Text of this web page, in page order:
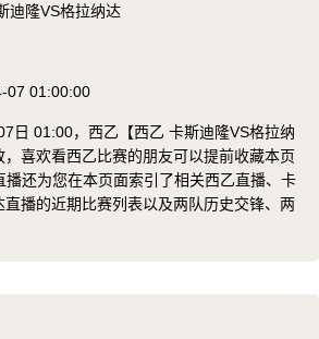
迪隆VS格拉纳达
07 01:00:00
日 01:00，西乙【西乙 卡斯迪隆VS格拉纳
喜欢看西乙比赛的朋友可以提前收藏本页
播还为您在本页面索引了相关西乙直播、卡
播的近期比赛列表以及两队历史交锋、两